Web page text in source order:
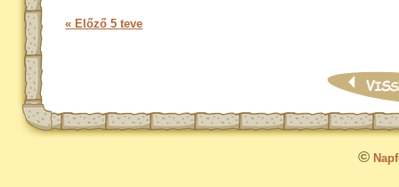
« Előző 5 teve
©